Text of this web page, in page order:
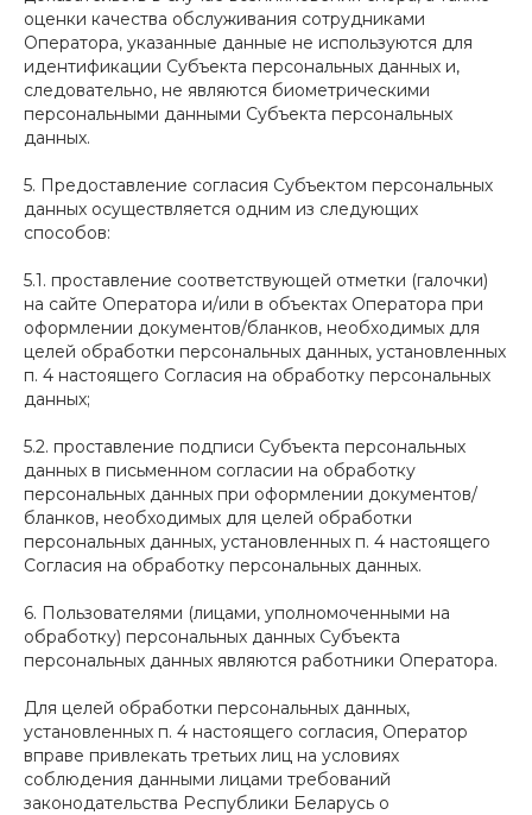
оценки качества обслуживания сотрудниками
Оператора, указанные данные не используются для
идентификации Субъекта персональных данных и,
следовательно, не являются биометрическими
персональными данными Субъекта персональных
данных.
5. Предоставление согласия Субъектом персональных
данных осуществляется одним из следующих
способов:
5.1. проставление соответствующей отметки (галочки)
на сайте Оператора и/или в объектах Оператора при
оформлении документов/бланков, необходимых для
целей обработки персональных данных, установленных
п. 4 настоящего Согласия на обработку персональных
данных;
5.2. проставление подписи Субъекта персональных
данных в письменном согласии на обработку
персональных данных при оформлении документов/
бланков, необходимых для целей обработки
персональных данных, установленных п. 4 настоящего
Согласия на обработку персональных данных.
6. Пользователями (лицами, уполномоченными на
обработку) персональных данных Субъекта
персональных данных являются работники Оператора.
Для целей обработки персональных данных,
установленных п. 4 настоящего согласия, Оператор
вправе привлекать третьих лиц на условиях
соблюдения данными лицами требований
законодательства Республики Беларусь о